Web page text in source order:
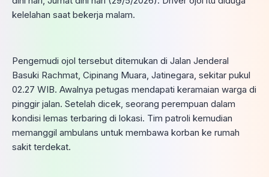
kelelahan saat bekerja malam.
Pengemudi ojol tersebut ditemukan di Jalan Jenderal
Basuki Rachmat, Cipinang Muara, Jatinegara, sekitar pukul
02.27 WIB. Awalnya petugas mendapati keramaian warga di
pinggir jalan. Setelah dicek, seorang perempuan dalam
kondisi lemas terbaring di lokasi. Tim patroli kemudian
memanggil ambulans untuk membawa korban ke rumah
sakit terdekat.